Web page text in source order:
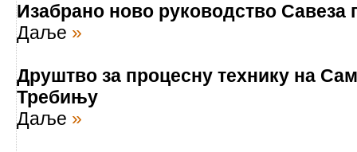
Изабрано ново руководство Савеза
Даље »
Друштво за процесну технику на
Требињу
Даље »